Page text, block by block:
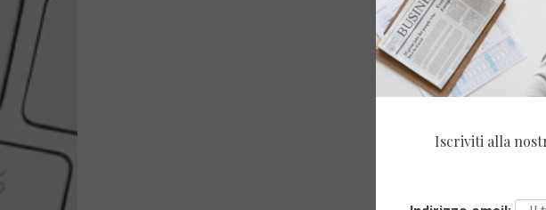
Iscriviti alla